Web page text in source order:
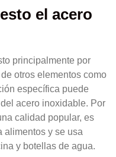
el acero
principalmente por
otros elementos como
específica puede
acero inoxidable. Por
calidad popular, es
alimentos y se usa
y botellas de agua.